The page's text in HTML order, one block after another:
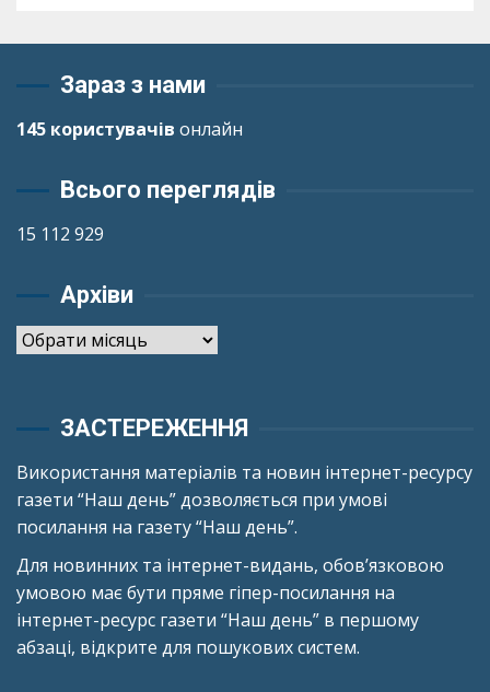
Зараз з нами
145 користувачів онлайн
Всього переглядів
15 112 929
Архіви
Архіви
ЗАСТЕРЕЖЕННЯ
Використання матеріалів та новин інтернет-ресурсу
газети “Наш день” дозволяється при умові
посилання на газету “Наш день”.
Для новинних та інтернет-видань, обов’язковою
умовою має бути пряме гіпер-посилання на
інтернет-ресурс газети “Наш день” в першому
абзаці, відкрите для пошукових систем.